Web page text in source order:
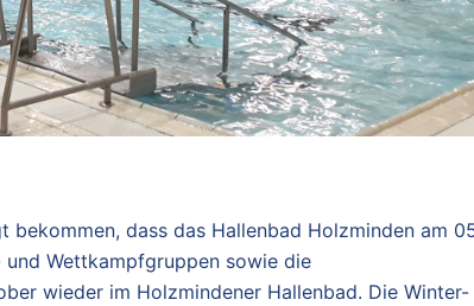
dass das Hallenbad Holzminden am
Wettkampfgruppen sowie die
wieder im Holzmindener Hallenbad. Die Winter-